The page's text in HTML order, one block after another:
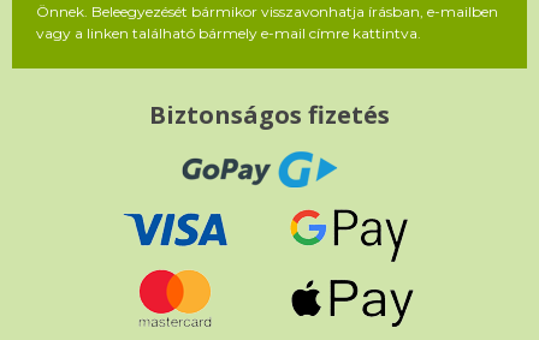
Önnek. Beleegyezését bármikor visszavonhatja írásban, e-mailben
vagy a linken található bármely e-mail címre kattintva.
Biztonságos fizetés